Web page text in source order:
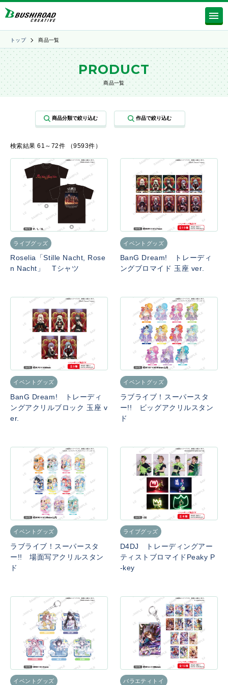
トップ 商品一覧
PRODUCT
商品一覧
検索結果 61～72件 （9593件）
ライブグッズ
Roselia「Stille Nacht, Rose
n Nacht」 Tシャツ
イベントグッズ
BanG Dream! トレーディ
ングブロマイド 玉座 ver.
イベントグッズ
BanG Dream! トレーディ
ングアクリルブロック 玉座 v
er.
イベントグッズ
ラブライブ！スーパースタ
ー!! ビッグアクリルスタン
ド
イベントグッズ
ラブライブ！スーパースタ
ー!! 場面写アクリルスタン
ド
ライブグッズ
D4DJ トレーディングアー
ティストブロマイドPeaky P
-key
イベントグッズ バラエティトイ